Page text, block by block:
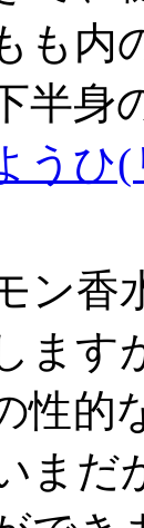
も内
半身
うひ
ン香
ます
性的
まだ